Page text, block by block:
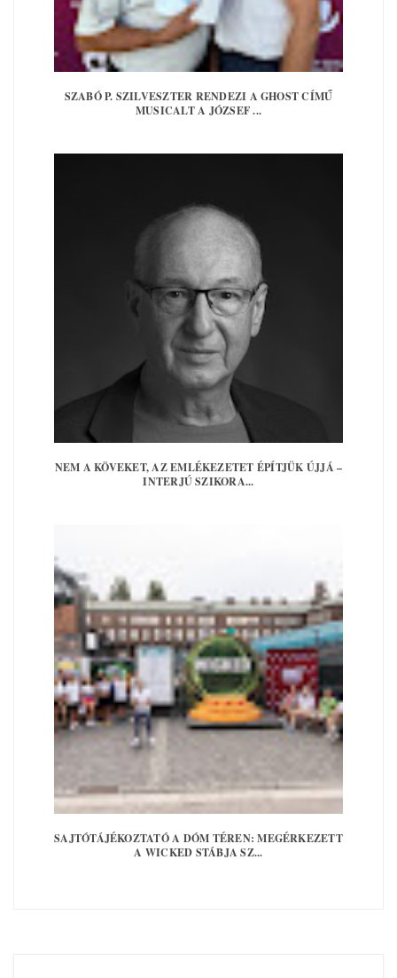
SZABÓ P. SZILVESZTER RENDEZI A GHOST CÍMŰ
MUSICALT A JÓZSEF ...
NEM A KÖVEKET, AZ EMLÉKEZETET ÉPÍTJÜK ÚJJÁ –
INTERJÚ SZIKORA...
SAJTÓTÁJÉKOZTATÓ A DÓM TÉREN: MEGÉRKEZETT
A WICKED STÁBJA SZ...